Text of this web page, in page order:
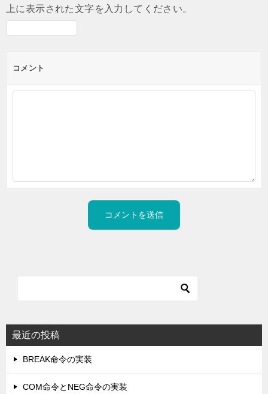
上に表示された文字を入力してください。
コメント
最近の投稿
BREAK命令の実装
COM命令とNEG命令の実装